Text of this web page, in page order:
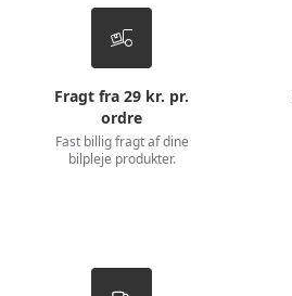
Fragt fra 29 kr. pr.
ordre
Fast billig fragt af dine
bilpleje produkter.